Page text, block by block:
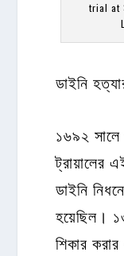
trial at
ডাইনি
১৬৯২ সালে
ট্রায়ালের
ডাইনি
হয়েছিল।
শিকার